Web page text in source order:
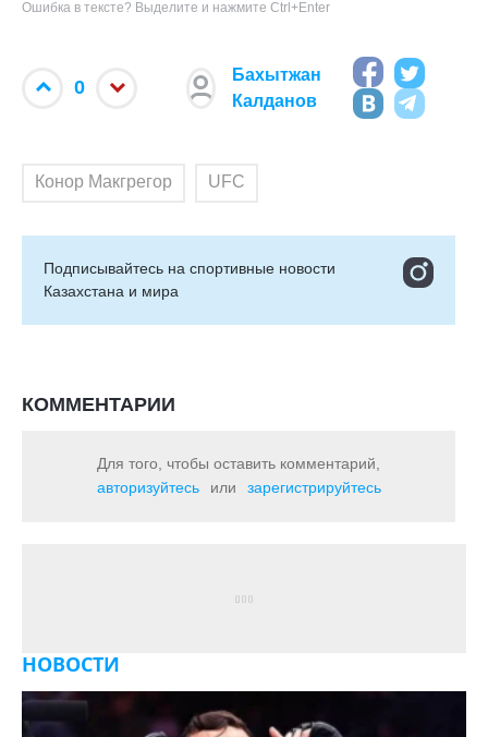
Ошибка в тексте? Выделите и нажмите Ctrl+Enter
0
Бахытжан
Калданов
Конор Макгрегор UFC
Подписывайтесь на cпортивные новости
Казахстана и мира
КОММЕНТАРИИ
Для того, чтобы оставить комментарий,
авторизуйтесь
или зарегистрируйтесь
НОВОСТИ